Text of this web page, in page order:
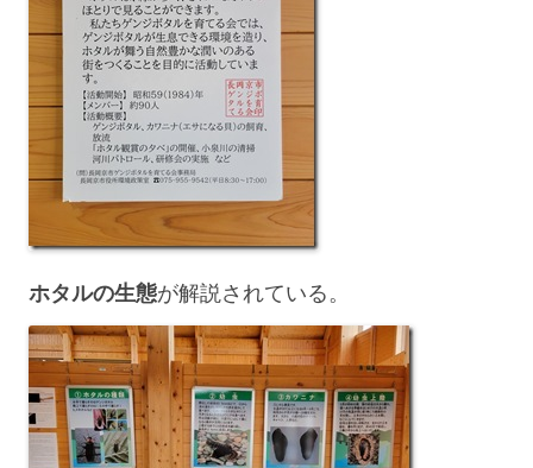
ホタルの生態が解説されている。